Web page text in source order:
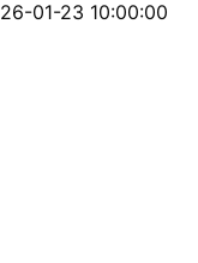
01-23 10:00:00